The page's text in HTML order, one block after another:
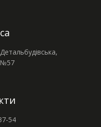
№57
54